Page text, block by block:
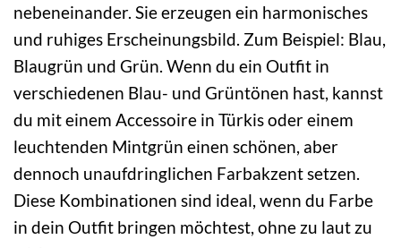
nebeneinander. Sie erzeugen ein harmonisches
und ruhiges Erscheinungsbild. Zum Beispiel: Blau,
Blaugrün und Grün. Wenn du ein Outfit in
verschiedenen Blau- und Grüntönen hast, kannst
du mit einem Accessoire in Türkis oder einem
leuchtenden Mintgrün einen schönen, aber
dennoch unaufdringlichen Farbakzent setzen.
Diese Kombinationen sind ideal, wenn du Farbe
in dein Outfit bringen möchtest, ohne zu laut zu